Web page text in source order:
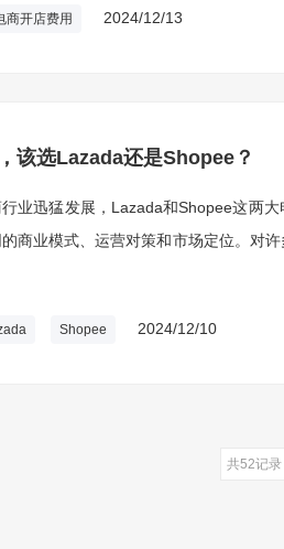
商开店费用 2024/12/13
该选Lazada还是Shopee？
业迅猛发展，Lazada和Shopee这两
商业模式、运营对策和市场定位。对
Shopee 2024/12/10
共52记录